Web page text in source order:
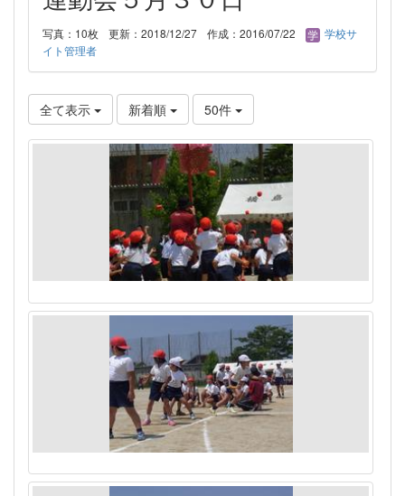
写真：10枚 更新：2018/12/27 作成：2016/07/22
学校サ
イト管理者
全て表示 新着順 50件